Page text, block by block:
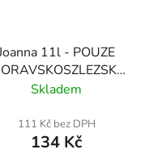
11l - POUZE
KRAJ
Skladem
111 Kč bez DPH
134 Kč